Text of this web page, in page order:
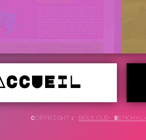
Copyright: Mouloud